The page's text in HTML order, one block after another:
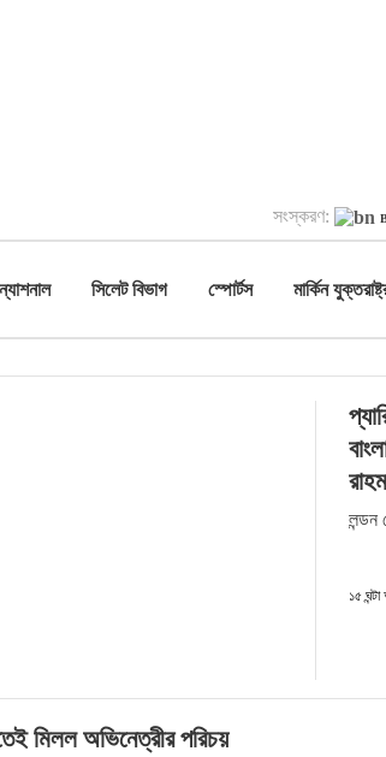
সংস্করণ:
সিলেট বিভাগ স্পোর্টস মার্কিন
লন্ডন
১৫
মিলল অভিনেত্রীর পরিচয়